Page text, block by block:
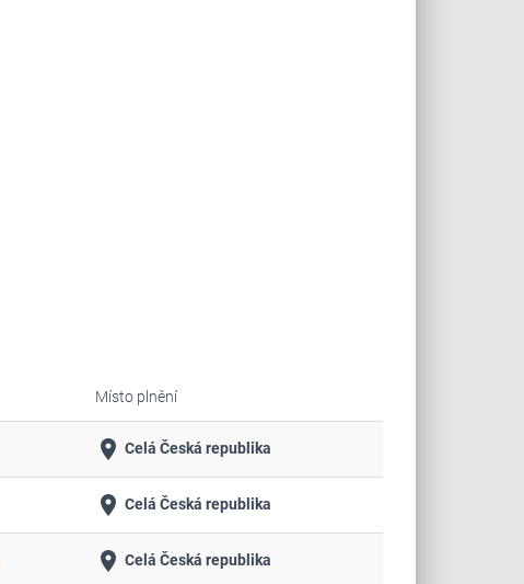
Místo plnění
place Celá Česká republika
place Celá Česká republika
place Celá Česká republika